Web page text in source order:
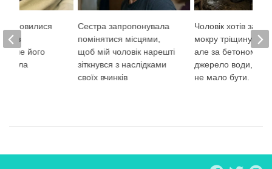
Сестра запропонувала
помінятися місцями,
щоб мій чоловік нарешті
зіткнувся з наслідками
своїх вчинків
Чоловік хотів
мокру тріщину в
але за бетоном
джерело води,
не мало бути.
відмовилися
але його